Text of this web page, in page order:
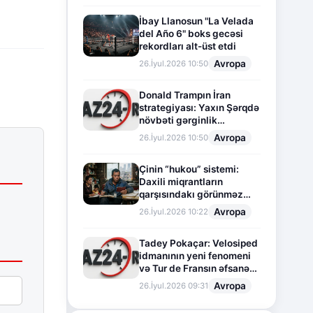
İbay Llanosun "La Velada
del Año 6" boks gecəsi
rekordları alt-üst etdi
26.İyul.2026 10:50 Avropa
Donald Trampın İran
strategiyası: Yaxın Şərqdə
növbəti gərginlik
mərhələsi
26.İyul.2026 10:50 Avropa
Çinin “hukou” sistemi:
Daxili miqrantların
qarşısındakı görünməz
sədd
26.İyul.2026 10:22 Avropa
Tadey Pokaçar: Velosiped
idmanının yeni fenomeni
və Tur de Fransın əfsanəvi
səhifəsi
26.İyul.2026 09:31 Avropa